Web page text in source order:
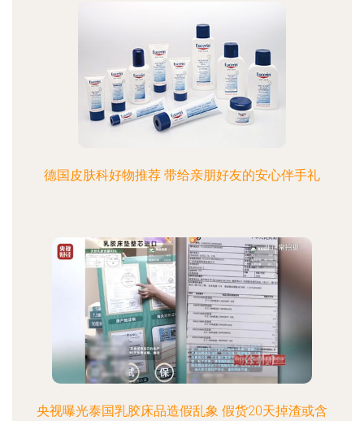
德国皮肤科好物推荐 带给亲朋好友的安心伴手礼
央视曝光泰国乳胶床品造假乱象 假货20天掉渣或含